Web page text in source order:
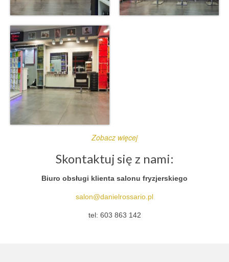
Zobacz więcej
Skontaktuj się z nami:
Biuro obsługi klienta salonu fryzjerskiego
salon@danielrossario.pl
tel: 603 863 142